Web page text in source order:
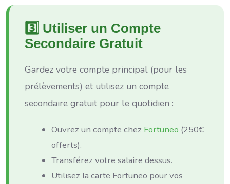
3️⃣ Utiliser un Compte
Secondaire Gratuit
Gardez votre compte principal (pour les
prélèvements) et utilisez un compte
secondaire gratuit pour le quotidien :
Ouvrez un compte chez Fortuneo (250€
offerts).
Transférez votre salaire dessus.
Utilisez la carte Fortuneo pour vos